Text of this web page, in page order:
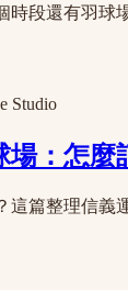
段還有羽球
Studio
：怎麼
這篇整理信義